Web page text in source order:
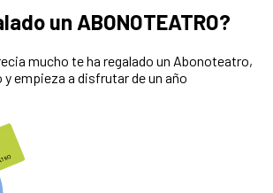
un ABONOTEATRO?
mucho te ha regalado un Abonoteatro,
empieza a disfrutar de un año